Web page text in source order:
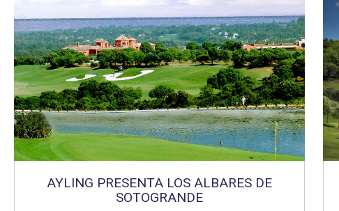
AYLING PRESENTA LOS ALBARES DE
SOTOGRANDE